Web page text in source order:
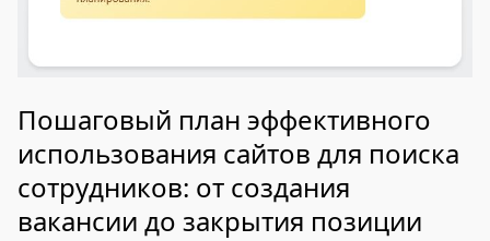
Пошаговый план эффективного
использования сайтов для поиска
сотрудников: от создания
вакансии до закрытия позиции